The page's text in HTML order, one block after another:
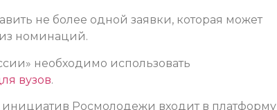
не более одной заявки, которая может
номинаций.
необходимо использовать
вузов.
Росмолодежи входит в платформу